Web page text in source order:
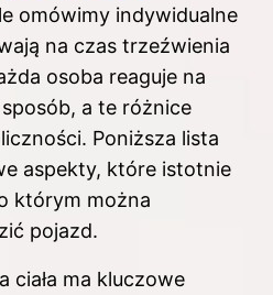
omówimy indywidualne
na czas trzeźwienia
osoba reaguje na
a te różnice
Poniższa lista
aspekty, które istotnie
którym można
pojazd.
ciała ma kluczowe